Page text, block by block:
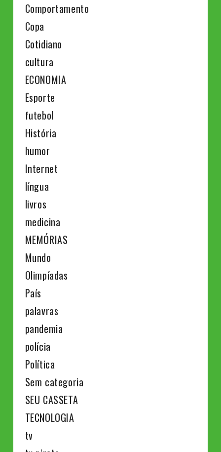
Comportamento
Copa
Cotidiano
cultura
ECONOMIA
Esporte
futebol
História
humor
Internet
língua
livros
medicina
MEMÓRIAS
Mundo
Olimpíadas
País
palavras
pandemia
polícia
Política
Sem categoria
SEU CASSETA
TECNOLOGIA
tv